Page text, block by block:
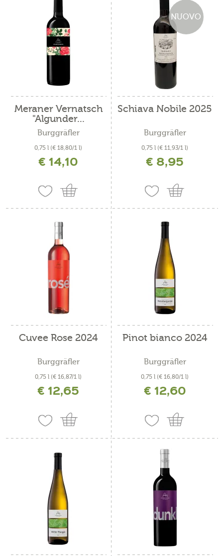
Meraner Vernatsch
"Algunder...
Burggräfler
0,75 l (€ 18,80/1 l)
€ 14,10
NUOVO
Schiava Nobile 2025
Burggräfler
0,75 l (€ 11,93/1 l)
€ 8,95
Cuvee Rose 2024
Burggräfler
0,75 l (€ 16,87/1 l)
incl. IVA più costi di spedizione
€ 12,65
Pinot bianco 2024
Burggräfler
0,75 l (€ 16,80/1 l)
incl. IVA più costi di spedizione
€ 12,60